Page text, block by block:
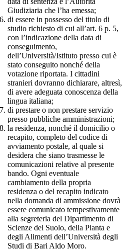
Giudiziaria che l’ha emessa;
di essere in possesso del titolo di
studio richiesto di cui all’art. 6 p. 5,
con l’indicazione della data di
conseguimento,
dell’Università/Istituto presso cui è
stato conseguito nonché della
votazione riportata. I cittadini
stranieri dovranno dichiarare, altresì,
di avere adeguata conoscenza della
lingua italiana;
di prestare o non prestare servizio
presso pubbliche amministrazioni;
la residenza, nonché il domicilio o
recapito, completo del codice di
avviamento postale, al quale si
desidera che siano trasmesse le
comunicazioni relative al presente
bando. Ogni eventuale
cambiamento della propria
residenza o del recapito indicato
nella domanda di ammissione dovrà
essere comunicato tempestivamente
alla segreteria del Dipartimento di
Scienze del Suolo, della Pianta e
degli Alimenti dell’Università degli
Studi di Bari Aldo Moro.